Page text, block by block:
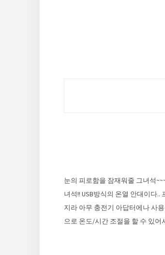
눈의 피로함을 잠재워줄 그녀석
녀석!! USB방식의 온열 안대이다
지라 아무 충전기 아답터에나 사
으로 온도/시간 조절을 할 수 있